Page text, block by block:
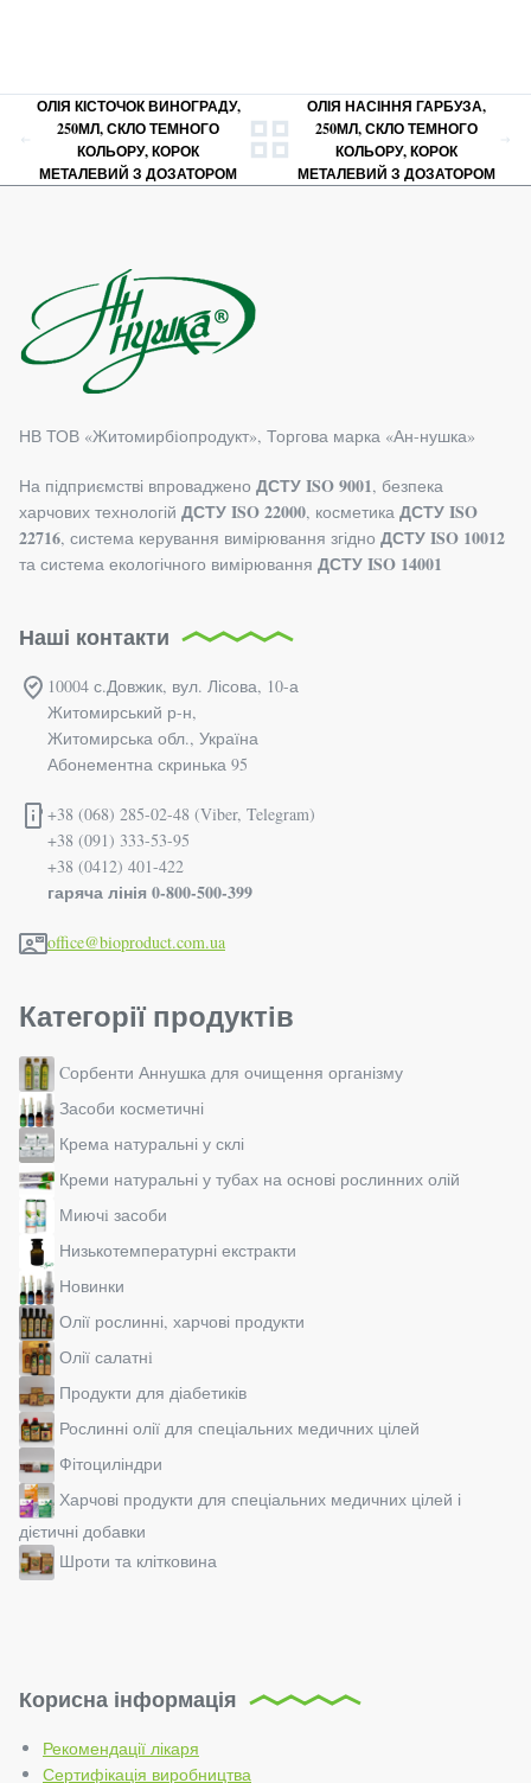
ОЛІЯ КІСТОЧОК ВИНОГРАДУ,
250МЛ, СКЛО ТЕМНОГО
КОЛЬОРУ, КОРОК
МЕТАЛЕВИЙ З ДОЗАТОРОМ
ОЛІЯ НАСІННЯ ГАРБУЗА,
250МЛ, СКЛО ТЕМНОГО
КОЛЬОРУ, КОРОК
МЕТАЛЕВИЙ З ДОЗАТОРОМ
НВ ТОВ «Житомирбiопродукт», Торгова марка «Ан-нушка»
На підприємстві впроваджено ДСТУ ISO 9001, безпека
харчових технологій ДСТУ ISO 22000, косметика ДСТУ ISO
22716, система керування вимірювання згідно ДСТУ ISO 10012
та система екологічного вимірювання ДСТУ ISO 14001
Наші контакти
10004 с.Довжик, вул. Лісова, 10-а
Житомирський р-н,
Житомирська обл., Україна
Абонементна скринька 95
+38 (068) 285-02-48 (Viber, Telegram)
+38 (091) 333-53-95
+38 (0412) 401-422
гаряча лінія 0-800-500-399
office@bioproduct.com.ua
Категорії продуктів
Cорбенти Аннушка для очищення організму
Засоби косметичні
Крема натуральні у склі
Креми натуральні у тубах на основі рослинних олій
Миючi засоби
Низькотемпературні екстракти
Новинки
Олії рослинні, харчові продукти
Олії салатнi
Продукти для діабетиків
Рослинні олії для спеціальних медичних цілей
Фітоциліндри
Харчові продукти для спеціальних медичних цілей і
дієтичні добавки
Шроти та клітковина
Корисна інформація
Рекомендації лікаря
Сертифікація виробництва